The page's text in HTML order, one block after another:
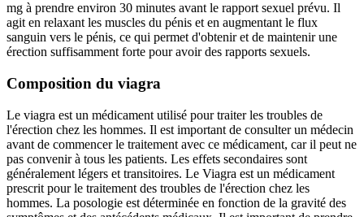
mg à prendre environ 30 minutes avant le rapport sexuel prévu. Il
agit en relaxant les muscles du pénis et en augmentant le flux
sanguin vers le pénis, ce qui permet d'obtenir et de maintenir une
érection suffisamment forte pour avoir des rapports sexuels.
Composition du viagra
Le viagra est un médicament utilisé pour traiter les troubles de
l'érection chez les hommes. Il est important de consulter un médecin
avant de commencer le traitement avec ce médicament, car il peut ne
pas convenir à tous les patients. Les effets secondaires sont
généralement légers et transitoires. Le Viagra est un médicament
prescrit pour le traitement des troubles de l'érection chez les
hommes. La posologie est déterminée en fonction de la gravité des